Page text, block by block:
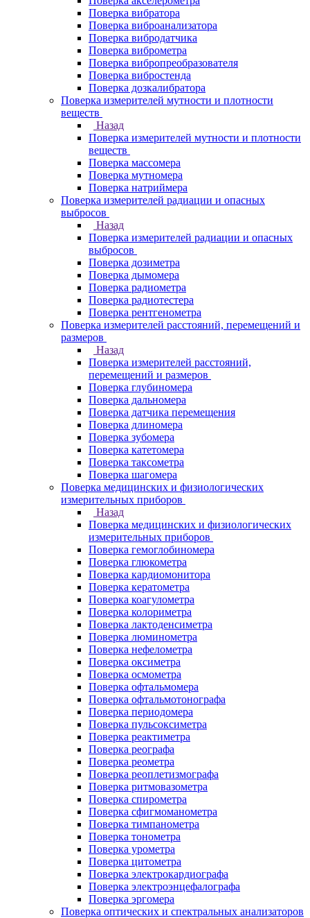
Поверка вибратора
Поверка виброанализатора
Поверка вибродатчика
Поверка виброметра
Поверка вибропреобразователя
Поверка вибростенда
Поверка дозкалибратора
Поверка измерителей мутности и плотности
веществ
Назад
Поверка измерителей мутности и плотности
веществ
Поверка массомера
Поверка мутномера
Поверка натриймера
Поверка измерителей радиации и опасных
выбросов
Назад
Поверка измерителей радиации и опасных
выбросов
Поверка дозиметра
Поверка дымомера
Поверка радиометра
Поверка радиотестера
Поверка рентгенометра
Поверка измерителей расстояний, перемещений и
размеров
Назад
Поверка измерителей расстояний,
перемещений и размеров
Поверка глубиномера
Поверка дальномера
Поверка датчика перемещения
Поверка длиномера
Поверка зубомера
Поверка катетомера
Поверка таксометра
Поверка шагомера
Поверка медицинских и физиологических
измерительных приборов
Назад
Поверка медицинских и физиологических
измерительных приборов
Поверка гемоглобиномера
Поверка глюкометра
Поверка кардиомонитора
Поверка кератометра
Поверка коагулометра
Поверка колориметра
Поверка лактоденсиметра
Поверка люминометра
Поверка нефелометра
Поверка оксиметра
Поверка осмометра
Поверка офтальмомера
Поверка офтальмотонографа
Поверка периодомера
Поверка пульсоксиметра
Поверка реактиметра
Поверка реографа
Поверка реометра
Поверка реоплетизмографа
Поверка ритмовазометра
Поверка спирометра
Поверка сфигмоманометра
Поверка тимпанометра
Поверка тонометра
Поверка урометра
Поверка цитометра
Поверка электрокардиографа
Поверка электроэнцефалографа
Поверка эргомера
Поверка оптических и спектральных анализаторов